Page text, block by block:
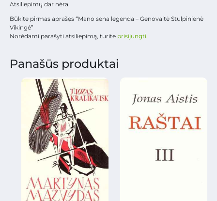
Atsiliepimų dar nėra.
Būkite pirmas aprašęs “Mano sena legenda – Genovaitė Stulpinienė
Vikingė”
Norėdami parašyti atsiliepimą, turite prisijungti.
Panašūs produktai